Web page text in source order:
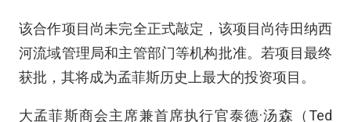
该合作项目尚未完全正式敲定，该项目尚待田纳西
河流域管理局和主管部门等机构批准。若项目最终
获批，其将成为孟菲斯历史上最大的投资项目。
大孟菲斯商会主席兼首席执行官泰德·汤森（Ted